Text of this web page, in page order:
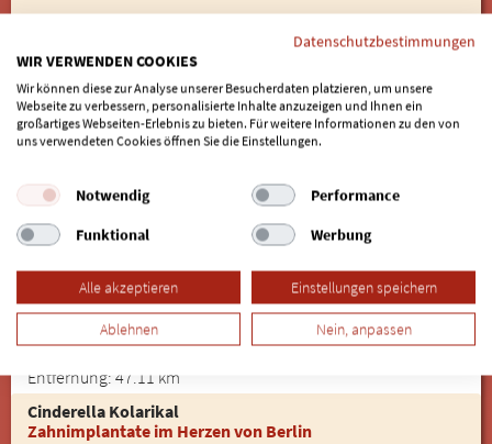
Entfernung: 46.82 km
zum Profil
Dr. Elham Majdani
Zahnarztpraxis am Stilwerk
Kantstraße 15a
10623 Berlin (Charlottenburg)
030 - 313 32 37
Entfernung: 47.11 km
zum Profil
Cinderella Kolarikal
Zahnimplantate im Herzen von Berlin
Datenschutzbestimmungen
WIR VERWENDEN COOKIES
Wir können diese zur Analyse unserer Besucherdaten platzieren, um unsere
Webseite zu verbessern, personalisierte Inhalte anzuzeigen und Ihnen ein
großartiges Webseiten-Erlebnis zu bieten. Für weitere Informationen zu den von
uns verwendeten Cookies öffnen Sie die Einstellungen.
Notwendig
Performance
Funktional
Werbung
Alle akzeptieren Einstellungen speichern
Ablehnen Nein, anpassen